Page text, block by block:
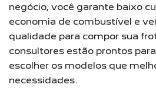
negócio, você garante baixo
economia de combustível e
qualidade para compor sua
consultores estão prontos
escolher os modelos que
necessidades.